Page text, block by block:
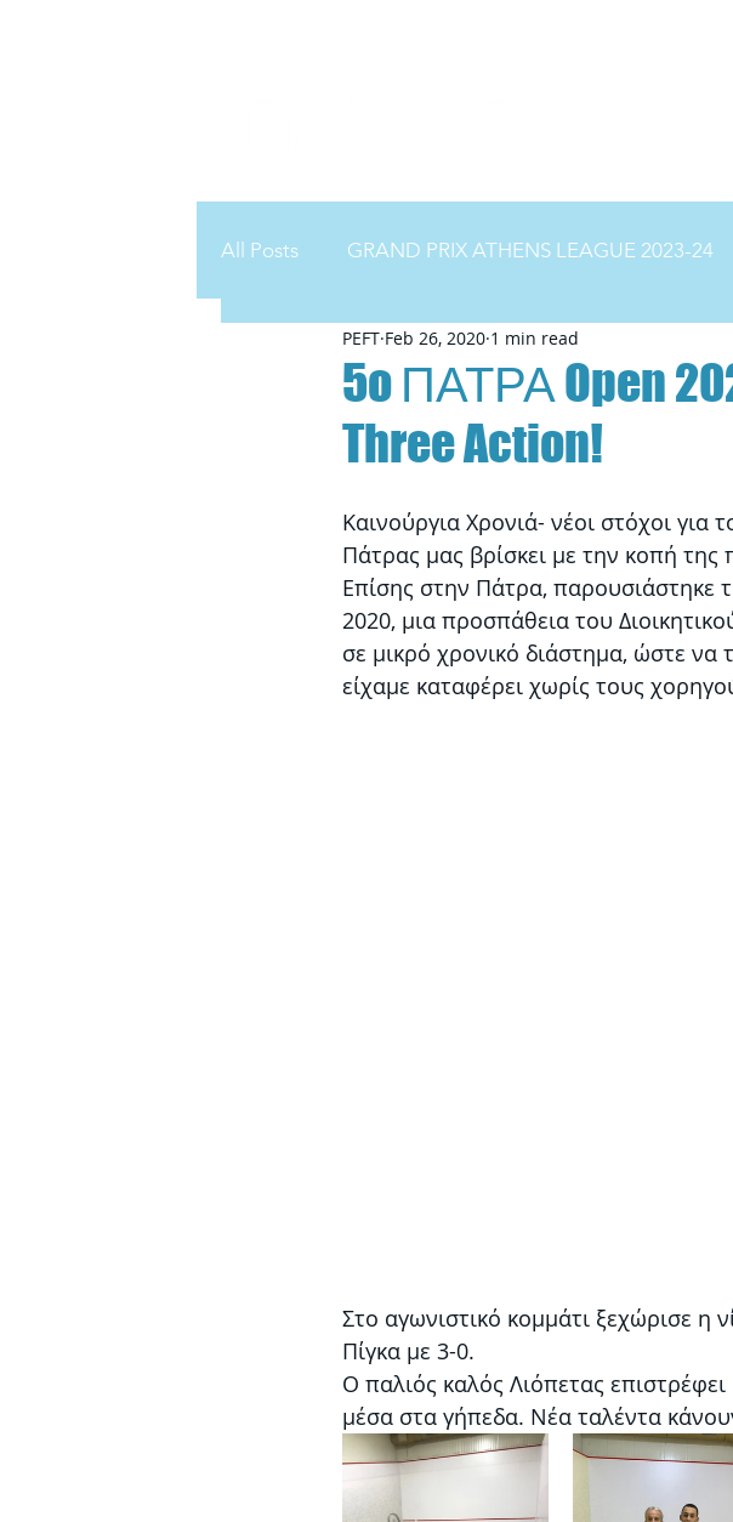
All Posts GRAND PRIX ATHENS LEAGUE 2023-24
5o ΠΑΤΡΑ Open
Three Action!
PEFT Feb 26, 2020 1 min read
Καινούργια Χρονιά- νέοι στόχοι
Πάτρας μας βρίσκει με την κοπή της
Επίσης στην Πάτρα, παρουσιάστηκε
2020, μια προσπάθεια του
σε μικρό χρονικό διάστημα, ώστε να
είχαμε καταφέρει χωρίς τους
Στο αγωνιστικό κομμάτι ξεχώρισε
Πίγκα με 3-0.
Ο παλιός καλός Λιόπετας
μέσα στα γήπεδα. Νέα ταλέντα